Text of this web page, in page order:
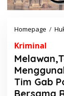
Homepage /
Kriminal
Tim Gab
Bersama